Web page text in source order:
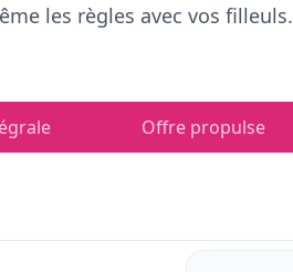
les règles avec vos filleuls.
Offre propulse